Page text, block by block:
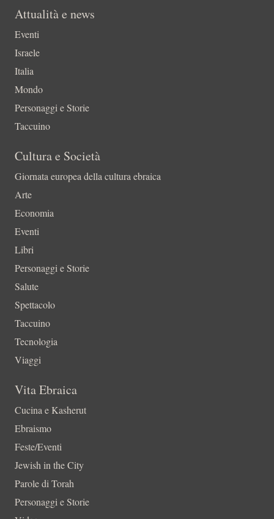
Attualità e news
Eventi
Israele
Italia
Mondo
Personaggi e Storie
Taccuino
Cultura e Società
Giornata europea della cultura ebraica
Arte
Economia
Eventi
Libri
Personaggi e Storie
Salute
Spettacolo
Taccuino
Tecnologia
Viaggi
Vita Ebraica
Cucina e Kasherut
Ebraismo
Feste/Eventi
Jewish in the City
Parole di Torah
Personaggi e Storie